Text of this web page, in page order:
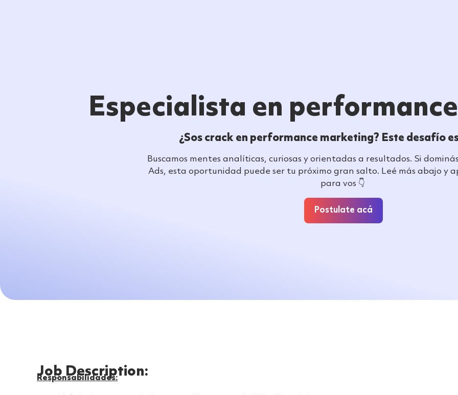
Especialista en
¿Sos crack en performance marketing? Este desafío
Buscamos mentes analíticas, curiosas y orientadas a resultados. Si
Ads, esta oportunidad puede ser tu próximo gran salto. Leé más abajo y
para vos 👇
Postulate acá
Job Description:
Responsabilidades: